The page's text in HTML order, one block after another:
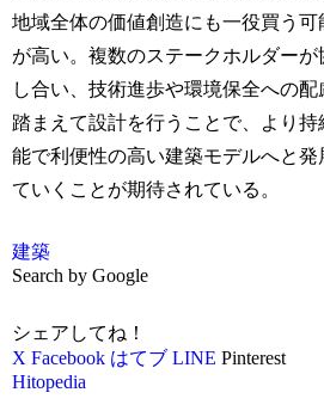
地域全体の価値創造にも一役買う可
が高い。複数のステークホルダーが
し合い、技術進歩や環境保全への配
踏まえて設計を行うことで、より持
能で利便性の高い建築モデルへと発
ていくことが期待されている。
建築
Search by Google
シェアしてね！
X Facebook はてブ LINE Pinterest
Hitopedia